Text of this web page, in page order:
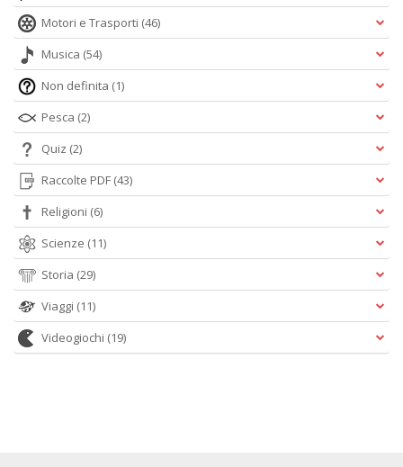
Motori e Trasporti (46)
Musica (54)
Non definita (1)
Pesca (2)
Quiz (2)
Raccolte PDF (43)
Religioni (6)
Scienze (11)
Storia (29)
Viaggi (11)
Videogiochi (19)